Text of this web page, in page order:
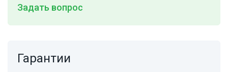
Задать вопрос
Гарантии